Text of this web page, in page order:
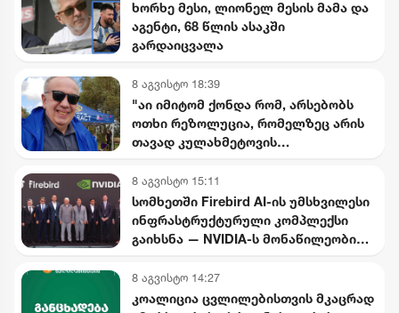
ხორხე მესი, ლიონელ მესის მამა და
აგენტი, 68 წლის ასაკში
გარდაიცვალა
8 აგვისტო 18:39
"აი იმიტომ ქონდა რომ, არსებობს
ოთხი რეზოლუცია, რომელზეც არის
თავად კულახმეტოვის
ფოფხაძე
8 აგვისტო 15:11
სომხეთში Firebird AI-ის უმსხვილესი
ინფრასტრუქტურული კომპლექსი
გაიხსნა — NVIDIA-ს მონაწილეობით
განხორციელდება
8 აგვისტო 14:27
კოალიცია ცვლილებისთვის მკაცრად